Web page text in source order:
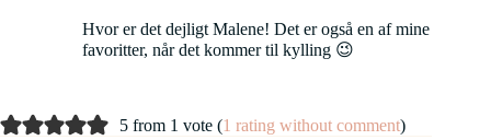
Hvor er det dejligt Malene! Det er også en af mine
favoritter, når det kommer til kylling 😉
5 from 1 vote (1 rating without comment)